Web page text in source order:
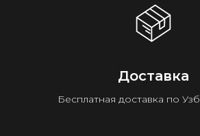
Доставка
Бесплатная доставка по